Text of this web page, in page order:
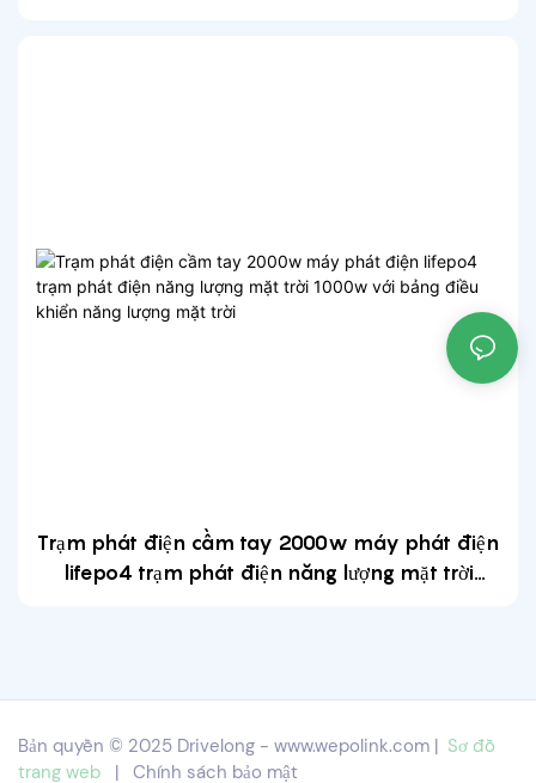
Trạm phát điện cầm tay 2000w máy phát điện
lifepo4 trạm phát điện năng lượng mặt trời
Bản quyền © 2025 Drivelong - www.wepolink.com | Sơ đồ
trang web
| Chính sách bảo mật